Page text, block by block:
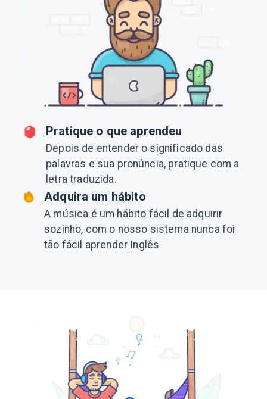
Pratique o que aprendeu
Depois de entender o significado das
palavras e sua pronúncia, pratique com a
letra traduzida.
Adquira um hábito
A música é um hábito fácil de adquirir
sozinho, com o nosso sistema nunca foi
tão fácil aprender Inglês